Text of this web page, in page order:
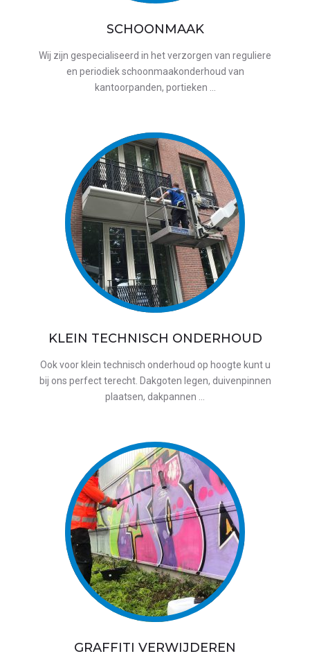
SCHOONMAAK
Wij zijn gespecialiseerd in het verzorgen van reguliere
en periodiek schoonmaakonderhoud van
kantoorpanden, portieken …
KLEIN TECHNISCH ONDERHOUD
Ook voor klein technisch onderhoud op hoogte kunt u
bij ons perfect terecht. Dakgoten legen, duivenpinnen
plaatsen, dakpannen …
GRAFFITI VERWIJDEREN